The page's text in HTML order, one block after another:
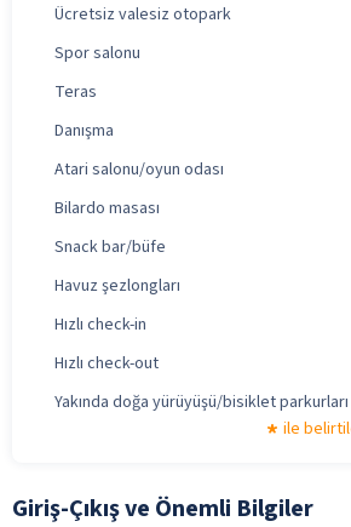
Ücretsiz valesiz otopark
Spor salonu
Teras
Danışma
Atari salonu/oyun odası
Bilardo masası
Snack bar/büfe
Havuz şezlongları
Hızlı check-in
Hızlı check-out
Yakında doğa yürüyüşü/bisiklet parkurları
ile
Giriş-Çıkış ve Önemli Bilgiler